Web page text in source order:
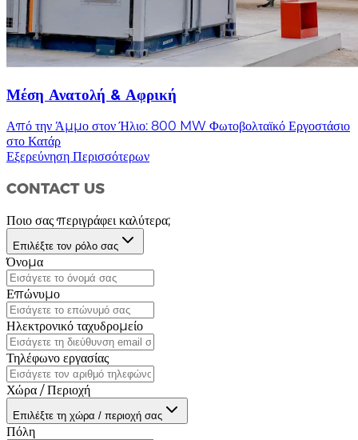
Μέση Ανατολή & Αφρική
Από την Άμμο στον Ήλιο: 800 MW Φωτοβολταϊκό Εργοστάσιο
στο Κατάρ
Εξερεύνηση Περισσότερων
CONTACT US
Ποιο σας περιγράφει καλύτερα;
Επιλέξτε τον ρόλο σας
Όνομα
Επώνυμο
Ηλεκτρονικό ταχυδρομείο
Τηλέφωνο εργασίας
Χώρα / Περιοχή
Επιλέξτε τη χώρα / περιοχή σας
Πόλη